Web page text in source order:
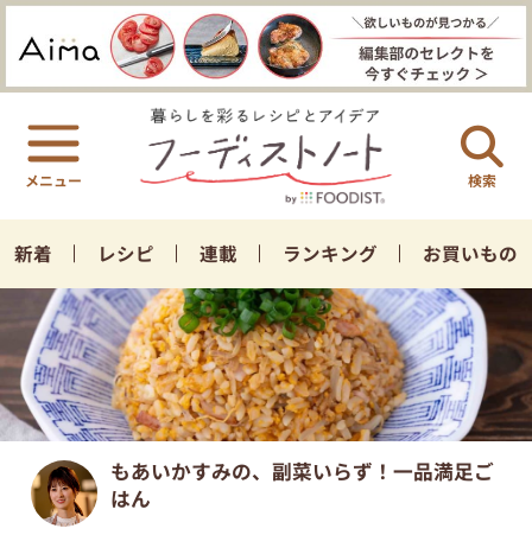
検索
新着 レシピ 連載 ランキング お買いもの
もあいかすみの、副菜いらず！一品満足ご
はん